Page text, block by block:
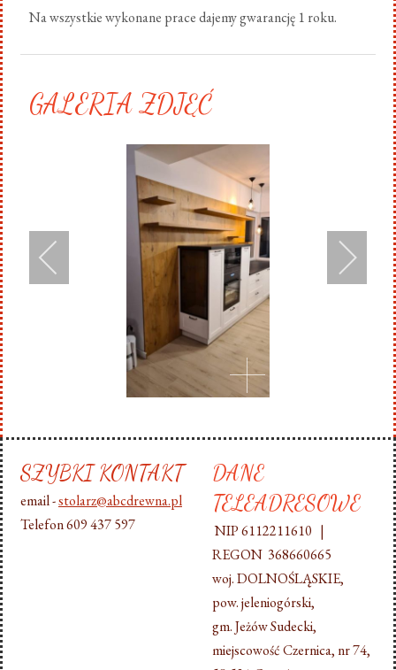
Na wszystkie wykonane prace dajemy gwarancję 1 roku.
GALERIA ZDJĘĆ
SZYBKI KONTAKT
email -stolarz@abcdrewna.pl
Telefon 609 437 597
DANE
TELEADRESOWE
NIP 6112211610 |
REGON 368660665
woj. DOLNOŚLĄSKIE,
pow. jeleniogórski,
gm. Jeżów Sudecki,
miejscowość Czernica, nr 74,